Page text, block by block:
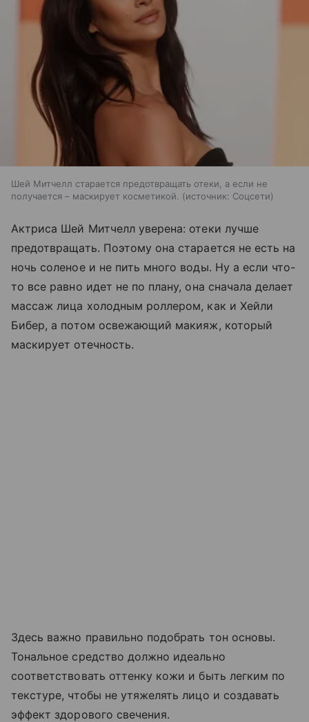
Шей Митчелл старается предотвращать отеки, а если не
получается – маскирует косметикой.
источник: Соцсети
Актриса Шей Митчелл уверена: отеки лучше
предотвращать. Поэтому она старается не есть на
ночь соленое и не пить много воды. Ну а если что-
то все равно идет не по плану, она сначала делает
массаж лица холодным роллером, как и Хейли
Бибер, а потом освежающий макияж, который
маскирует отечность.
Здесь важно правильно подобрать тон основы.
Тональное средство должно идеально
соответствовать оттенку кожи и быть легким по
текстуре, чтобы не утяжелять лицо и создавать
эффект здорового свечения.